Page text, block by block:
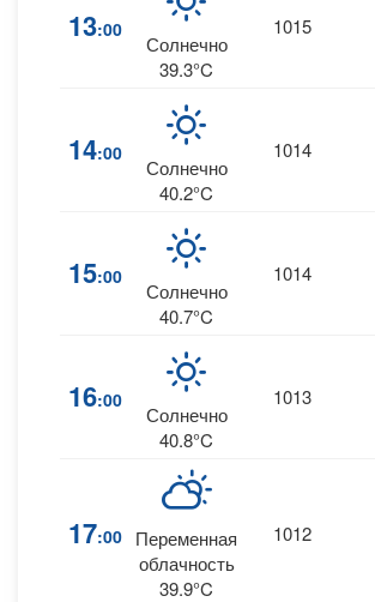
13:00
Солнечно
39.3°C
1015
14:00
Солнечно
40.2°C
1014
15:00
Солнечно
40.7°C
1014
16:00
Солнечно
40.8°C
1013
17:00
Переменная
облачность
39.9°C
1012